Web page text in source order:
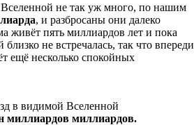
не так уж много, по нашим
, и разбросаны они далеко
живёт пять миллиардов лет и пока
не встречалась, так что впереди
ещё несколько спокойных
в видимой Вселенной
миллиардов миллиардов.